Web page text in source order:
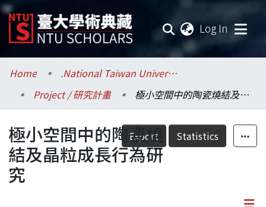
Log In
Communities & Collections
Research Outputs
Fundings & Projects
Researchers
Home
.National Taiwan University / 國立臺灣大學
Project / 研究計畫
極小空間中的陶瓷燒結及晶粒成長行為研究
Export Statistics
極小空間中的陶瓷燒
結及晶粒成長行為研
究